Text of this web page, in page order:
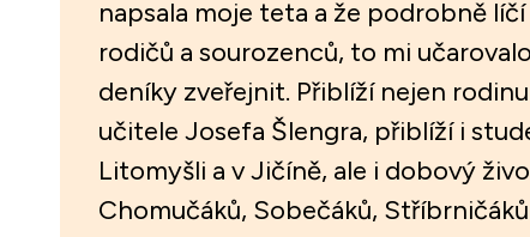
napsala moje teta a že podrobně
rodičů a sourozenců, to mi
deníky zveřejnit. Přiblíží nejen
učitele Josefa Šlengra, přiblíží i
Litomyšli a v Jičíně, ale i dobový
Chomučáků, Sobečáků,